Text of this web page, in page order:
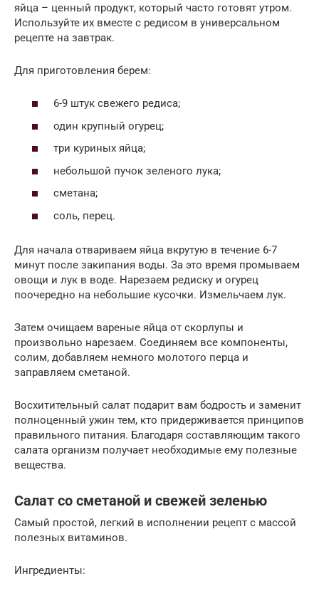
яйца – ценный продукт, который часто готовят утром.
Используйте их вместе с редисом в универсальном
рецепте на завтрак.
Для приготовления берем:
6-9 штук свежего редиса;
один крупный огурец;
три куриных яйца;
небольшой пучок зеленого лука;
сметана;
соль, перец.
Для начала отвариваем яйца вкрутую в течение 6-7
минут после закипания воды. За это время промываем
овощи и лук в воде. Нарезаем редиску и огурец
поочередно на небольшие кусочки. Измельчаем лук.
Затем очищаем вареные яйца от скорлупы и
произвольно нарезаем. Соединяем все компоненты,
солим, добавляем немного молотого перца и
заправляем сметаной.
Восхитительный салат подарит вам бодрость и заменит
полноценный ужин тем, кто придерживается принципов
правильного питания. Благодаря составляющим такого
салата организм получает необходимые ему полезные
вещества.
Салат со сметаной и свежей зеленью
Самый простой, легкий в исполнении рецепт с массой
полезных витаминов.
Ингредиенты: